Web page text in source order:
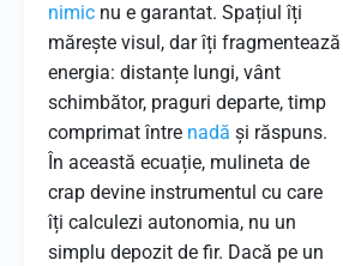
nimic nu e garantat. Spațiul îți
mărește visul, dar îți fragmentează
energia: distanțe lungi, vânt
schimbător, praguri departe, timp
comprimat între nadă și răspuns.
În această ecuație, mulineta de
crap devine instrumentul cu care
îți calculezi autonomia, nu un
simplu depozit de fir. Dacă pe un